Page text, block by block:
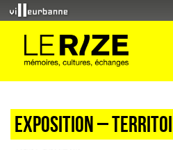
Exposition –